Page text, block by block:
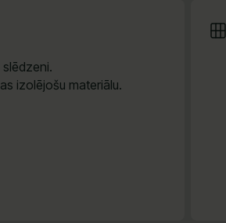
slēdzeni.
izolējošu materiālu.